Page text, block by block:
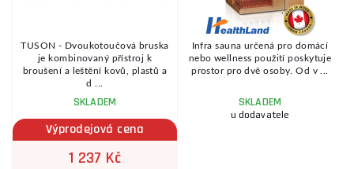
TUSON - Dvoukotoučová bruska
je kombinovaný přístroj k
broušení a leštění kovů, plastů a
d ...
SKLADEM
Výprodejová cena
1 237 Kč
Infra sauna určená pro domácí
nebo wellness použití poskytuje
prostor pro dvě osoby. Od v ...
SKLADEM
u dodavatele